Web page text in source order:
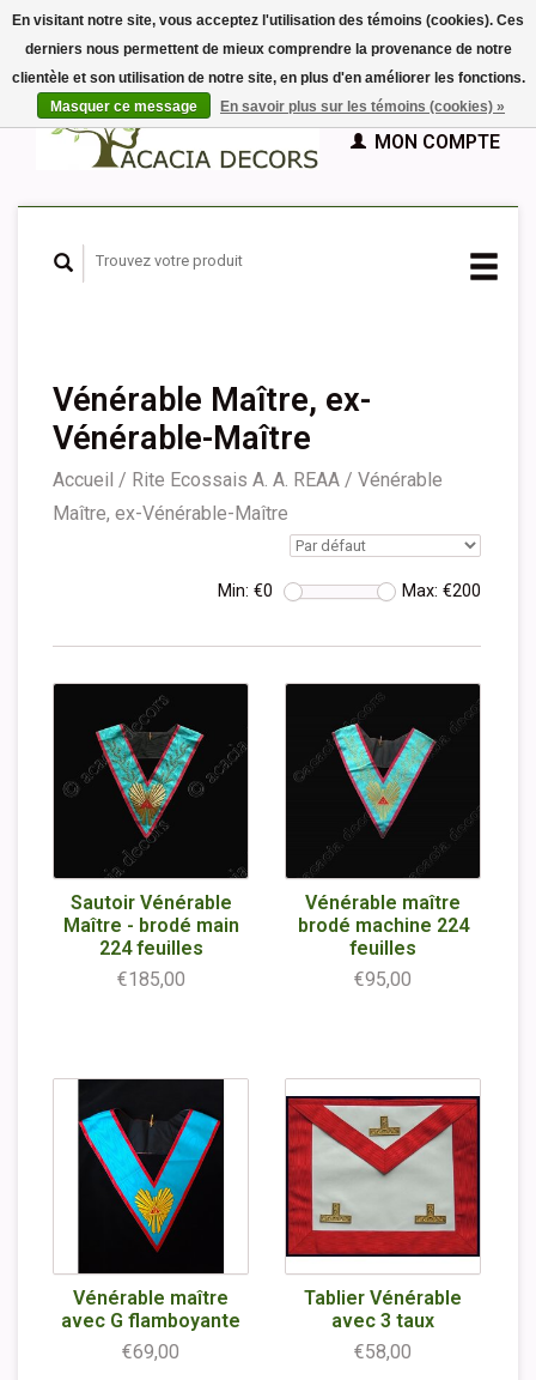
EUR
GBPFrançais
Nederlands
Español
PANIER (€0,00)
MON COMPTE
Vénérable Maître, ex-
Vénérable-Maître
Accueil / Rite Ecossais A. A. REAA / Vénérable
Maître, ex-Vénérable-Maître
Min: €0 Max: €200
Sautoir Vénérable
Maître - brodé main
224 feuilles
€185,00
Vénérable maître
brodé machine 224
feuilles
€95,00
Vénérable maître
avec G flamboyante
€69,00
Tablier Vénérable
avec 3 taux
€58,00
En visitant notre site, vous acceptez l'utilisation des témoins (cookies). Ces
derniers nous permettent de mieux comprendre la provenance de notre
clientèle et son utilisation de notre site, en plus d'en améliorer les fonctions.
Masquer ce message
En savoir plus sur les témoins (cookies) »